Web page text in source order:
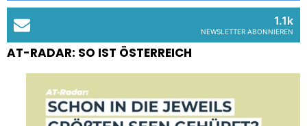
1.1k
NEWSLETTER ABONNIEREN
AT-RADAR: SO IST ÖSTERREICH